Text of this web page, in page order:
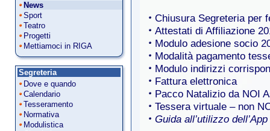
News
Sport
Teatro
Progetti
Mettiamoci in RIGA
Segreteria
Dove e quando
Calendario
Tesseramento
Normativa
Modulistica
Chiusura Segreteria per
Attestati di Affiliazione
Modulo adesione socio
Modalità pagamento
Modulo indirizzi
Fattura elettronica
Pacco Natalizio da NOI
Tessera virtuale – non
Guida all’utilizzo